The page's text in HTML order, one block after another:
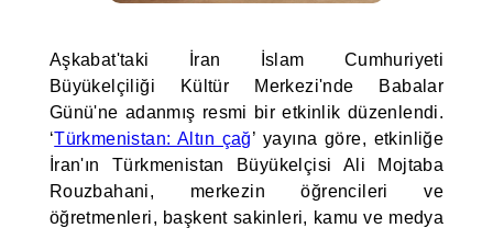
Aşkabat'taki İran İslam Cumhuriyeti
Büyükelçiliği Kültür Merkezi'nde Babalar
Günü'ne adanmış resmi bir etkinlik düzenlendi.
‘Türkmenistan: Altın çağ’ yayına göre, etkinliğe
İran'ın Türkmenistan Büyükelçisi Ali Mojtaba
Rouzbahani, merkezin öğrencileri ve
öğretmenleri, başkent sakinleri, kamu ve medya